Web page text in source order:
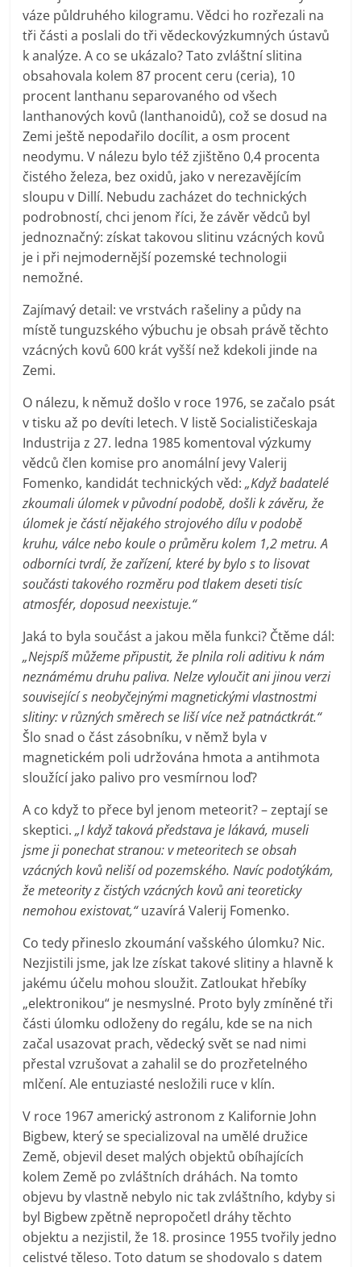
váze půldruhého kilogramu. Vědci ho rozřezali na
tři části a poslali do tři vědeckovýzkumných ústavů
k analýze. A co se ukázalo? Tato zvláštní slitina
obsahovala kolem 87 procent ceru (ceria), 10
procent lanthanu separovaného od všech
lanthanových kovů (lanthanoidů), což se dosud na
Zemi ještě nepodařilo docílit, a osm procent
neodymu. V nálezu bylo též zjištěno 0,4 procenta
čistého železa, bez oxidů, jako v nerezavějícím
sloupu v Dillí. Nebudu zacházet do technických
podrobností, chci jenom říci, že závěr vědců byl
jednoznačný: získat takovou slitinu vzácných kovů
je i při nejmodernější pozemské technologii
nemožné.
Zajímavý detail: ve vrstvách rašeliny a půdy na
místě tunguzského výbuchu je obsah právě těchto
vzácných kovů 600 krát vyšší než kdekoli jinde na
Zemi.
O nálezu, k němuž došlo v roce 1976, se začalo psát
v tisku až po devíti letech. V listě Socialističeskaja
Industrija z 27. ledna 1985 komentoval výzkumy
vědců člen komise pro anomální jevy Valerij
Fomenko, kandidát technických věd: „Když badatelé
zkoumali úlomek v původní podobě, došli k závěru, že
úlomek je částí nějakého strojového dílu v podobě
kruhu, válce nebo koule o průměru kolem 1,2 metru. A
odborníci tvrdí, že zařízení, které by bylo s to lisovat
součásti takového rozměru pod tlakem deseti tisíc
atmosfér, doposud neexistuje.“
Jaká to byla součást a jakou měla funkci? Čtěme dál:
„Nejspíš můžeme připustit, že plnila roli aditivu k nám
neznámému druhu paliva. Nelze vyloučit ani jinou verzi
související s neobyčejnými magnetickými vlastnostmi
slitiny: v různých směrech se liší více než patnáctkrát.“
Šlo snad o část zásobníku, v němž byla v
magnetickém poli udržována hmota a antihmota
sloužící jako palivo pro vesmírnou loď?
A co když to přece byl jenom meteorit? – zeptají se
skeptici. „I když taková představa je lákavá, museli
jsme ji ponechat stranou: v meteoritech se obsah
vzácných kovů neliší od pozemského. Navíc podotýkám,
že meteority z čistých vzácných kovů ani teoreticky
nemohou existovat,“uzavírá Valerij Fomenko.
Co tedy přineslo zkoumání vašského úlomku? Nic.
Nezjistili jsme, jak lze získat takové slitiny a hlavně k
jakému účelu mohou sloužit. Zatloukat hřebíky
„elektronikou“ je nesmyslné. Proto byly zmíněné tři
části úlomku odloženy do regálu, kde se na nich
začal usazovat prach, vědecký svět se nad nimi
přestal vzrušovat a zahalil se do prozřetelného
mlčení. Ale entuziasté nesložili ruce v klín.
V roce 1967 americký astronom z Kalifornie John
Bigbew, který se specializoval na umělé družice
Země, objevil deset malých objektů obíhajících
kolem Země po zvláštních dráhách. Na tomto
objevu by vlastně nebylo nic tak zvláštního, kdyby si
byl Bigbew zpětně nepropočetl dráhy těchto
objektu a nezjistil, že 18. prosince 1955 tvořily jedno
celistvé těleso. Toto datum se shodovalo s datem